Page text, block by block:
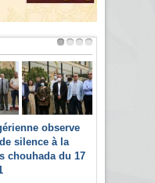
observe
silence à la
chouhada du 17